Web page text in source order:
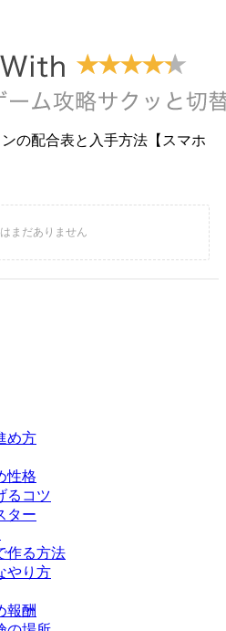
ンの配合表と入手方法【スマホ
め方
性格
るコツ
ター
作る方法
やり方
報酬